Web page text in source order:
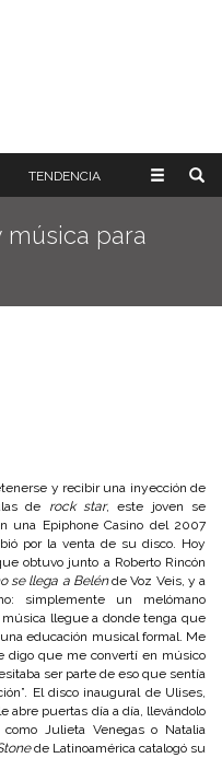
TENDENCIA
música para
y recibir una inyección de
de
rock star, este joven se
una Epiphone Casino del 2007
por la venta de su disco. Hoy
obtuvo junto a Roberto Rincón
se llega a Belénde Voz Veis, y a
simplemente un melómano
llegue a donde tenga que
educación musical formal. Me
digo que me convertí en músico
ser parte de eso que sentía
El disco inaugural de Ulises,
abre puertas día a día, llevándolo
Julieta Venegas o Natalia
de Latinoamérica catalogó su